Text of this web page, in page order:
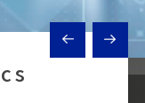
Previous Next